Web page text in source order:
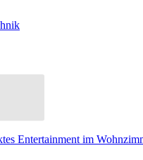
Entertainment im